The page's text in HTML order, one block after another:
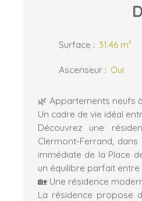
Surface : 31.46 m²
Ascenseur : Oui
🌿 Appartements neufs
Un cadre de vie idéal
Découvrez une
Clermont-Ferrand,
immédiate de la Place
un équilibre parfait
🏡 Une résidence
La résidence propose